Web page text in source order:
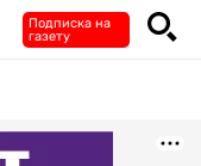
Подписка на
газету